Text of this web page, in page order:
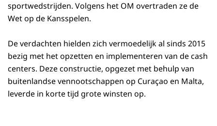
sportwedstrijden. Volgens het OM overtraden ze de
Wet op de Kansspelen.
De verdachten hielden zich vermoedelijk al sinds 2015
bezig met het opzetten en implementeren van de cash
centers. Deze constructie, opgezet met behulp van
buitenlandse vennootschappen op Curaçao en Malta,
leverde in korte tijd grote winsten op.